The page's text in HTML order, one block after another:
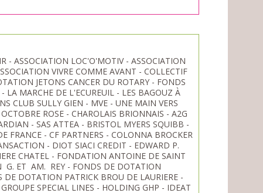
- ASSOCIATION LOC'O'MOTIV - ASSOCIATION
VIVRE COMME AVANT - COLLECTIF
JETONS CANCER DU ROTARY - FONDS
LA MARCHE DE L'ECUREUIL - LES BAGOUZ À
CLUB SULLY GIEN - MVE - UNE MAIN VERS
ROSE - CHAROLAIS BRIONNAIS - A2G
- SAS ATTEA - BRISTOL MYERS SQUIBB -
FRANCE - CF PARTNERS - COLONNA BROCKER
- DIOT SIACI CREDIT - EDWARD P.
CHATEL - FONDATION ANTOINE DE SAINT
G. ET AM. REY - FONDS DE DOTATION
DOTATION PATRICK BROU DE LAURIERE -
SPECIAL LINES - HOLDING GHP - IDEAT